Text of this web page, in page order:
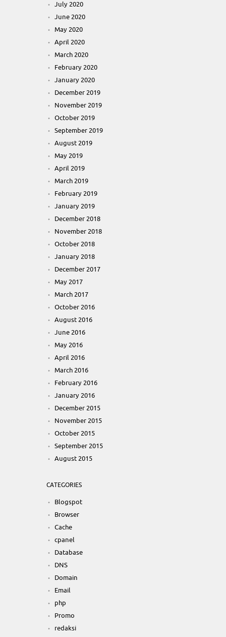
July 2020
June 2020
May 2020
April 2020
March 2020
February 2020
January 2020
December 2019
November 2019
October 2019
September 2019
August 2019
May 2019
April 2019
March 2019
February 2019
January 2019
December 2018
November 2018
October 2018
January 2018
December 2017
May 2017
March 2017
October 2016
August 2016
June 2016
May 2016
April 2016
March 2016
February 2016
January 2016
December 2015
November 2015
October 2015
September 2015
August 2015
CATEGORIES
Blogspot
Browser
Cache
cpanel
Database
DNS
Domain
Email
php
Promo
redaksi